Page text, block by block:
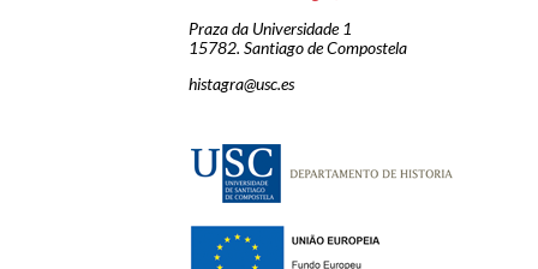
Praza da Universidade 1
15782. Santiago de Compostela
histagra@usc.es